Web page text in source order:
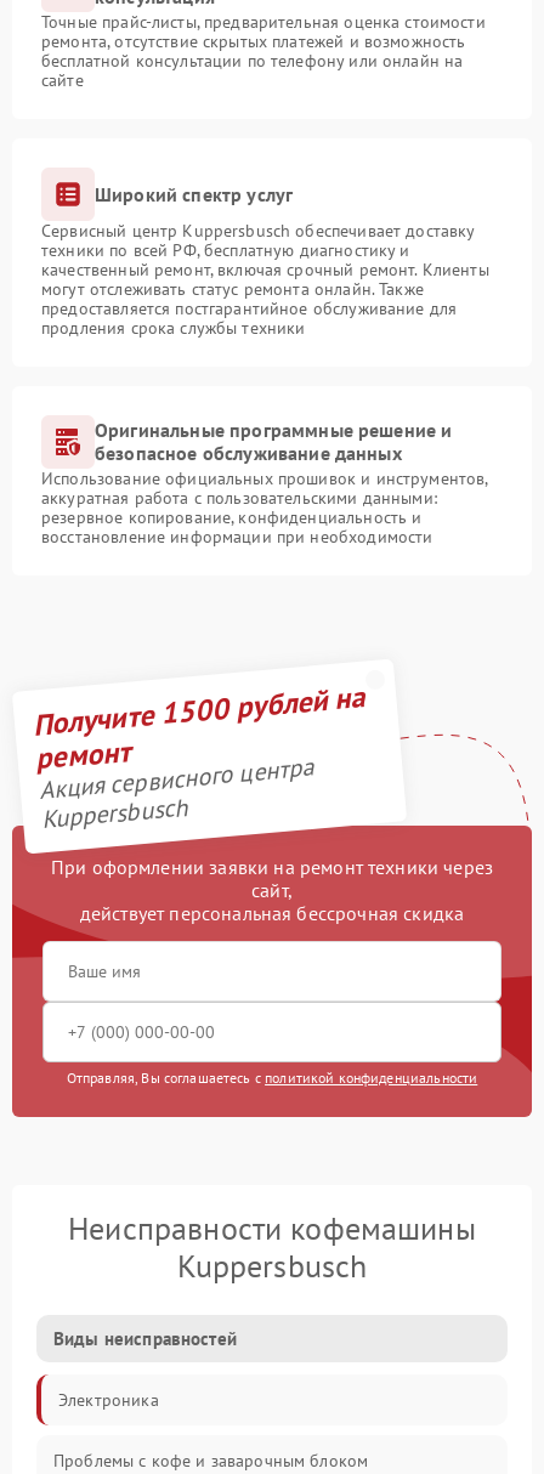
Точные прайс-листы, предварительная оценка стоимости
ремонта, отсутствие скрытых платежей и возможность
бесплатной консультации по телефону или онлайн на
сайте
Широкий спектр услуг
Сервисный центр Kuppersbusch обеспечивает доставку
техники по всей РФ, бесплатную диагностику и
качественный ремонт, включая срочный ремонт. Клиенты
могут отслеживать статус ремонта онлайн. Также
предоставляется постгарантийное обслуживание для
продления срока службы техники
Оригинальные программные решение и
безопасное обслуживание данных
Использование официальных прошивок и инструментов,
аккуратная работа с пользовательскими данными:
резервное копирование, конфиденциальность и
восстановление информации при необходимости
Получите 1500 рублей на
ремонт
Акция сервисного центра
Kuppersbusch
При оформлении заявки на ремонт техники через
сайт,
действует персональная бессрочная скидка
Отправляя, Вы соглашаетесь с политикой конфиденциальности
Неисправности кофемашины
Kuppersbusch
Виды неисправностей
Электроника
Проблемы с кофе и заварочным блоком